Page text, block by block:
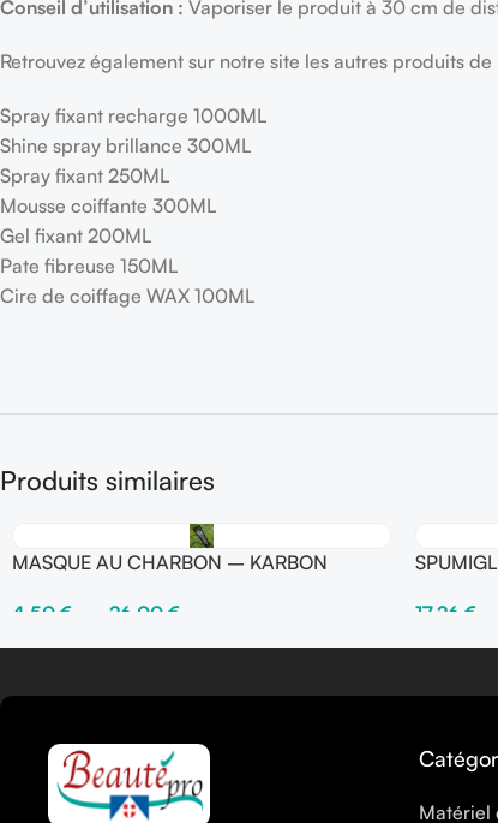
Conseil d’utilisation : Vaporiser le produit à 30 cm de
Retrouvez également sur notre site les autres produits
Spray fixant recharge 1000ML
Shine spray brillance 300ML
Spray fixant 250ML
Mousse coiffante 300ML
Gel fixant 200ML
Pate fibreuse 150ML
Cire de coiffage WAX 100ML
Produits similaires
MASQUE AU CHARBON – KARBON
4,50 € 26,00 €
Choix Des Options
17,26 €
Ajouter
Matériel